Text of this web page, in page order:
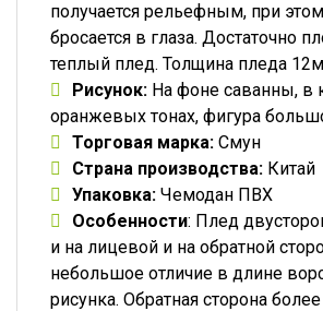
получается рельефным, при
бросается в глаза. Достаточно
теплый плед. Толщина пледа
Рисунок: На фоне саванны, в
оранжевых тонах, фигура
Торговая марка: Смун
Страна производства: Китай
Упаковка: Чемодан ПВХ
Особенности: Плед
и на лицевой и на обратной
небольшое отличие в длине
рисунка. Обратная сторона